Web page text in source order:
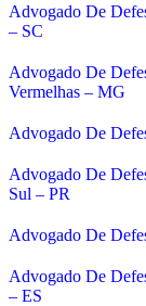
Advogado De
– SC
Advogado De
Vermelhas – MG
Advogado De
Advogado De
Sul – PR
Advogado De
Advogado De
– ES